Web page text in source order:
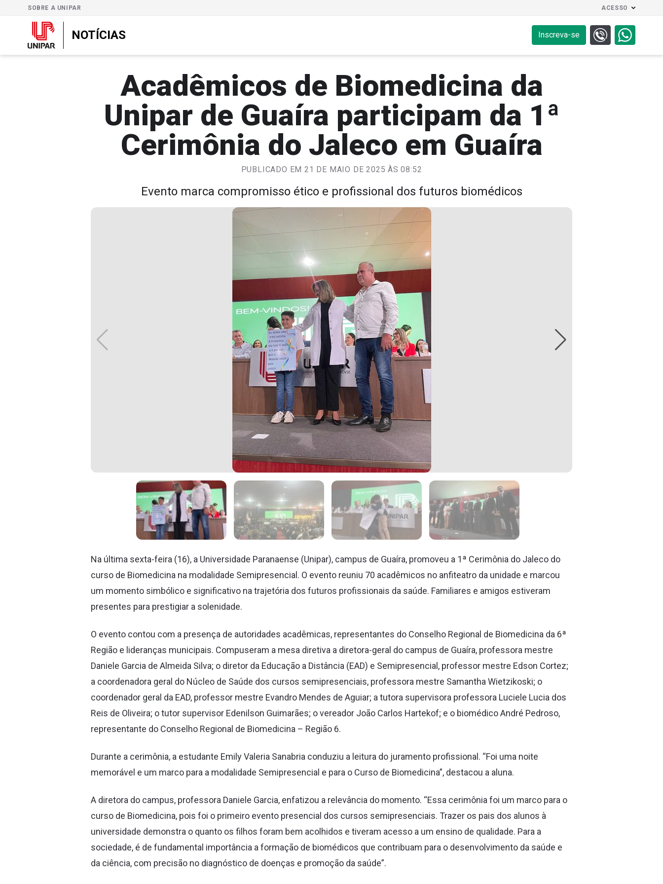
SOBRE A UNIPAR ACESSO
NOTÍCIAS Inscreva-se
Acadêmicos de Biomedicina da
Unipar de Guaíra participam da 1ª
Cerimônia do Jaleco em Guaíra
PUBLICADO EM 21 DE MAIO DE 2025 ÀS 08:52
Evento marca compromisso ético e profissional dos futuros biomédicos
Na última sexta-feira (16), a Universidade Paranaense (Unipar), campus de Guaíra, promoveu a 1ª Cerimônia do Jaleco do
curso de Biomedicina na modalidade Semipresencial. O evento reuniu 70 acadêmicos no anfiteatro da unidade e marcou
um momento simbólico e significativo na trajetória dos futuros profissionais da saúde. Familiares e amigos estiveram
presentes para prestigiar a solenidade.
O evento contou com a presença de autoridades acadêmicas, representantes do Conselho Regional de Biomedicina da 6ª
Região e lideranças municipais. Compuseram a mesa diretiva a diretora-geral do campus de Guaíra, professora mestre
Daniele Garcia de Almeida Silva; o diretor da Educação a Distância (EAD) e Semipresencial, professor mestre Edson Cortez;
a coordenadora geral do Núcleo de Saúde dos cursos semipresenciais, professora mestre Samantha Wietzikoski; o
coordenador geral da EAD, professor mestre Evandro Mendes de Aguiar; a tutora supervisora professora Luciele Lucia dos
Reis de Oliveira; o tutor supervisor Edenilson Guimarães; o vereador João Carlos Hartekof; e o biomédico André Pedroso,
representante do Conselho Regional de Biomedicina – Região 6.
Durante a cerimônia, a estudante Emily Valeria Sanabria conduziu a leitura do juramento profissional. “Foi uma noite
memorável e um marco para a modalidade Semipresencial e para o Curso de Biomedicina”, destacou a aluna.
A diretora do campus, professora Daniele Garcia, enfatizou a relevância do momento. “Essa cerimônia foi um marco para o
curso de Biomedicina, pois foi o primeiro evento presencial dos cursos semipresenciais. Trazer os pais dos alunos à
universidade demonstra o quanto os filhos foram bem acolhidos e tiveram acesso a um ensino de qualidade. Para a
sociedade, é de fundamental importância a formação de biomédicos que contribuam para o desenvolvimento da saúde e
da ciência, com precisão no diagnóstico de doenças e promoção da saúde”.